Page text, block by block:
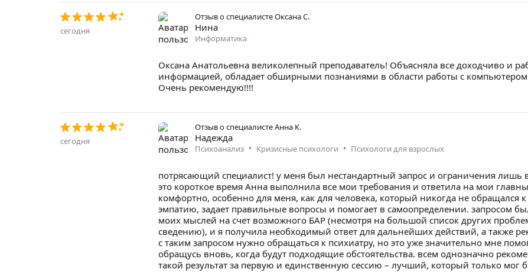
сегодня
Отзыв о специалистеОксана С.
Нина
Информатика
Оксана Анатольевна великолепный преподаватель! Объясняла все доходчиво и
информацией, обладает обширными познаниями в области работы с
Очень рекомендую!!!!
сегодня
Отзыв о специалистеАнна К.
Надежда
Психоанализ • Кризисные психологи • Психологи для взрослых
потрясающий специалист! у меня был нестандартный запрос и ограничения лишь
это короткое время Анна выполнила все мои требования и ответила на мои
комфортно, особенно для меня, как для человека, который никогда не обращался
эмпатию, задает правильные вопросы и помогает в самоопределении. запросом
моих мыслей на счет возможного БАР (несмотря на большой список других
сведению), и я получила необходимый ответ для дальнейших действий, а также
с таким запросом нужно обращаться к психиатру, но это уже значительно мне
обращусь вновь, когда будут подходящие обстоятельства. всем однозначно
такой результат за первую и единственную сессию – лучший, который только мог